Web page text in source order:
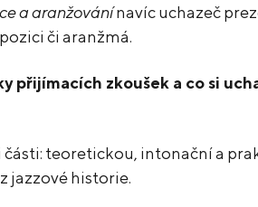
a aranžovánínavíc uchazeč
či aranžmá.
přijímacích zkoušek a co si
teoretickou, intonační a
jazzové historie.